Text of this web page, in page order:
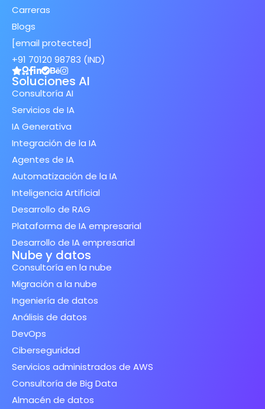
Carreras
Blogs
[email protected]
+91 70120 98783 (IND)
Soluciones AI
Consultoría AI
Servicios de IA
IA Generativa
Integración de la IA
Agentes de IA
Automatización de la IA
Inteligencia Artificial
Desarrollo de RAG
Plataforma de IA empresarial
Desarrollo de IA empresarial
Nube y datos
Consultoría en la nube
Migración a la nube
Ingeniería de datos
Análisis de datos
DevOps
Ciberseguridad
Servicios administrados de AWS
Consultoría de Big Data
Almacén de datos